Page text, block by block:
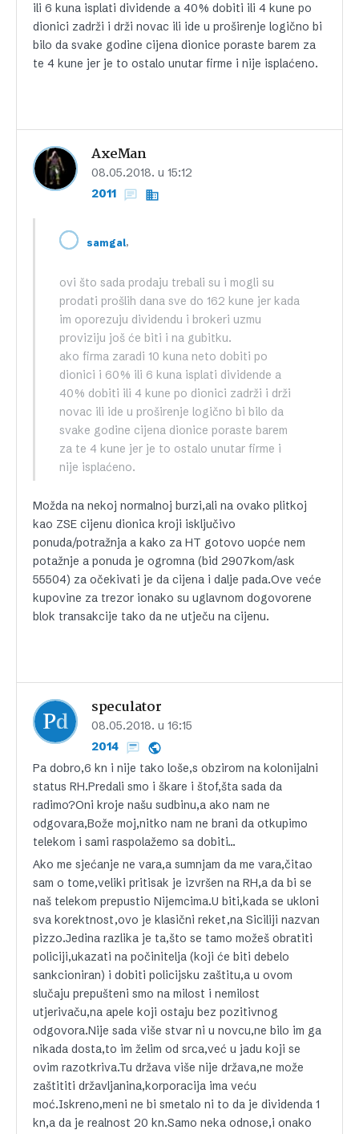
ili 6 kuna isplati dividende a 40% dobiti ili 4 kune po
dionici zadrži i drži novac ili ide u proširenje logično bi
bilo da svake godine cijena dionice poraste barem za
te 4 kune jer je to ostalo unutar firme i nije isplaćeno.
AxeMan
08.05.2018. u 15:12
2011
samgal,
ovi što sada prodaju trebali su i mogli su
prodati prošlih dana sve do 162 kune jer kada
im oporezuju dividendu i brokeri uzmu
proviziju još će biti i na gubitku.
ako firma zaradi 10 kuna neto dobiti po
dionici i 60% ili 6 kuna isplati dividende a
40% dobiti ili 4 kune po dionici zadrži i drži
novac ili ide u proširenje logično bi bilo da
svake godine cijena dionice poraste barem
za te 4 kune jer je to ostalo unutar firme i
nije isplaćeno.
Možda na nekoj normalnoj burzi,ali na ovako plitkoj
kao ZSE cijenu dionica kroji isključivo
ponuda/potražnja a kako za HT gotovo uopće nem
potažnje a ponuda je ogromna (bid 2907kom/ask
55504) za očekivati je da cijena i dalje pada.Ove veće
kupovine za trezor ionako su uglavnom dogovorene
blok transakcije tako da ne utječu na cijenu.
speculator
08.05.2018. u 16:15
2014
Pa dobro,6 kn i nije tako loše,s obzirom na kolonijalni
status RH.Predali smo i škare i štof,šta sada da
radimo?Oni kroje našu sudbinu,a ako nam ne
odgovara,Bože moj,nitko nam ne brani da otkupimo
telekom i sami raspolažemo sa dobiti…
Ako me sjećanje ne vara,a sumnjam da me vara,čitao
sam o tome,veliki pritisak je izvršen na RH,a da bi se
naš telekom prepustio Nijemcima.U biti,kada se ukloni
sva korektnost,ovo je klasični reket,na Siciliji nazvan
pizzo.Jedina razlika je ta,što se tamo možeš obratiti
policiji,ukazati na počinitelja (koji će biti debelo
sankcioniran) i dobiti policijsku zaštitu,a u ovom
slučaju prepušteni smo na milost i nemilost
utjerivaču,na apele koji ostaju bez pozitivnog
odgovora.Nije sada više stvar ni u novcu,ne bilo im ga
nikada dosta,to im želim od srca,već u jadu koji se
ovim razotkriva.Tu država više nije država,ne može
zaštititi državljanina,korporacija ima veću
moć.Iskreno,meni ne bi smetalo ni to da je dividenda 1
kn,a da je realnost 20 kn.Samo neka odnose,i onako